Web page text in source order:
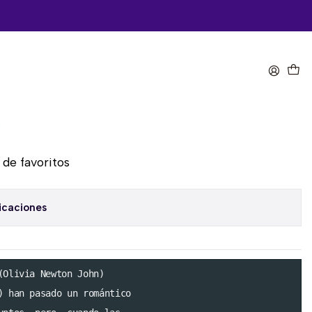
ahora
de favoritos
Newton John)
pasado un romántico